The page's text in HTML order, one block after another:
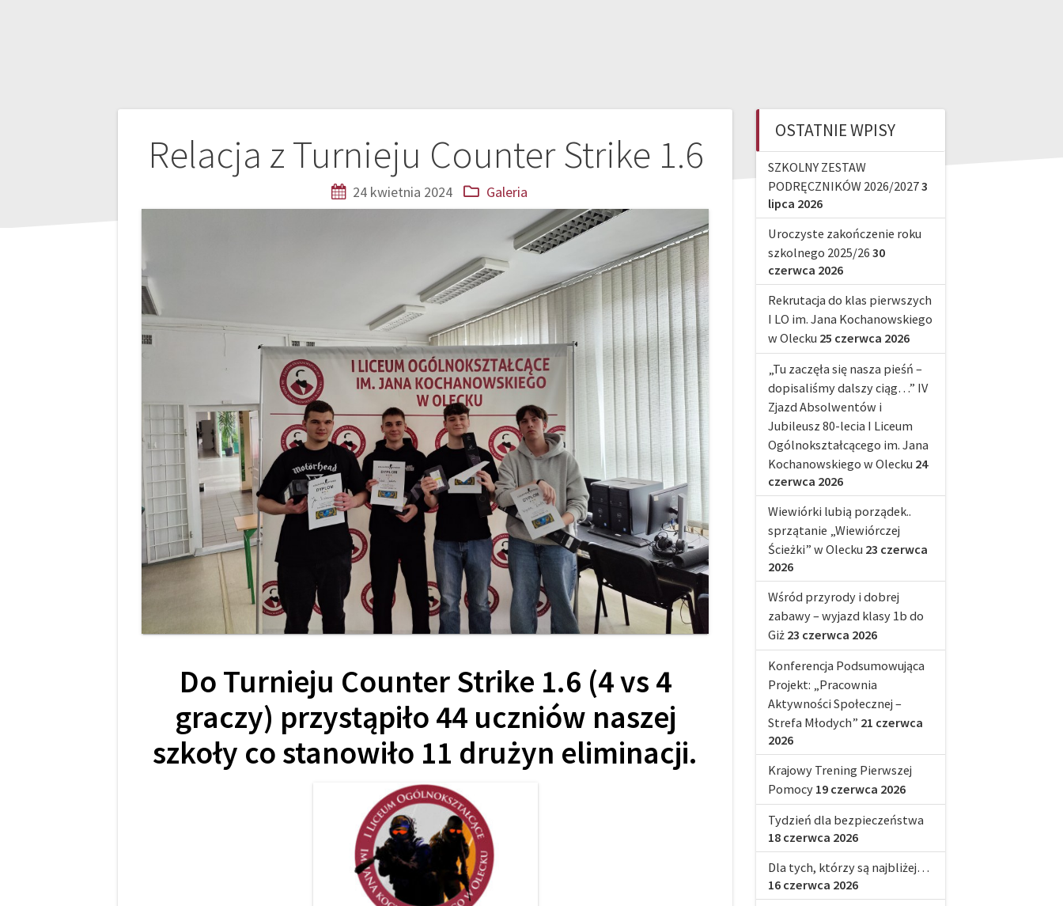
Relacja z Turnieju Counter Strike 1.6
24 kwietnia 2024 Galeria
Do Turnieju Counter Strike 1.6 (4 vs 4
graczy) przystąpiło 44 uczniów naszej
szkoły co stanowiło 11 drużyn eliminacji.
Nawigacja
OSTATNIE WPISY
SZKOLNY ZESTAW
PODRĘCZNIKÓW 2026/20273
lipca 2026
Uroczyste zakończenie roku
szkolnego 2025/26 30
czerwca 2026
Rekrutacja do klas pierwszych
I LO im. Jana Kochanowskiego
w Olecku 25 czerwca 2026
„Tu zaczęła się nasza pieśń –
dopisaliśmy dalszy ciąg…” IV
Zjazd Absolwentów i
Jubileusz 80-lecia I Liceum
Ogólnokształcącego im. Jana
Kochanowskiego w Olecku 24
czerwca 2026
Wiewiórki lubią porządek..
sprzątanie „Wiewiórczej
Ścieżki” w Olecku 23 czerwca
2026
Wśród przyrody i dobrej
zabawy – wyjazd klasy 1b do
Giż 23 czerwca 2026
Konferencja Podsumowująca
Projekt: „Pracownia
Aktywności Społecznej –
Strefa Młodych” 21 czerwca
2026
Krajowy Trening Pierwszej
Pomocy 19 czerwca 2026
Tydzień dla bezpieczeństwa
18 czerwca 2026
Dla tych, którzy są najbliżej…
16 czerwca 2026